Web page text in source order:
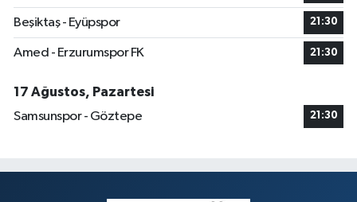
Beşiktaş - Eyüpspor 21:30
Amed - Erzurumspor FK 21:30
17 Ağustos, Pazartesi
Samsunspor - Göztepe
21:30